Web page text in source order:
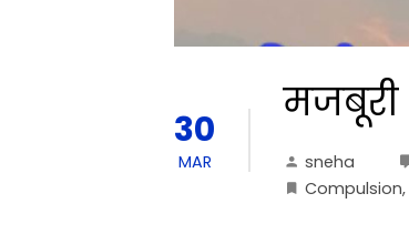
30
MAR
मजबूरी
sneha
Compulsion,